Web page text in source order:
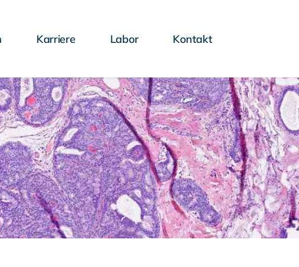
Karriere Labor Kontakt